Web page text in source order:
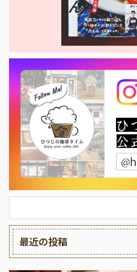
最近の投稿